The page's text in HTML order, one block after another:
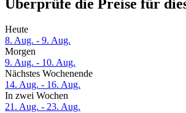
Überprüfe die Preise für
Heute
8. Aug. - 9. Aug.
Morgen
9. Aug. - 10. Aug.
Nächstes Wochenende
14. Aug. - 16. Aug.
In zwei Wochen
21. Aug. - 23. Aug.